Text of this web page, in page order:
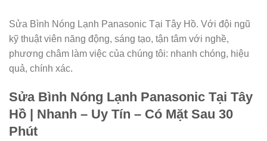
Sửa Bình Nóng Lạnh Panasonic Tại Tây Hồ. Với đội ngũ
kỹ thuật viên năng động, sáng tạo, tận tâm với nghề,
phương châm làm việc của chúng tôi: nhanh chóng, hiệu
quả, chính xác.
Sửa Bình Nóng Lạnh Panasonic Tại Tây
Hồ | Nhanh – Uy Tín – Có Mặt Sau 30
Phút